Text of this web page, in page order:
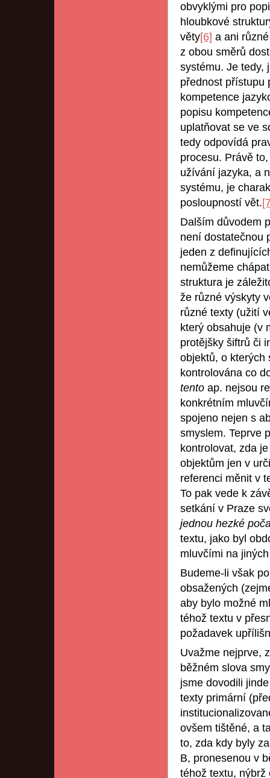
obvyklými pro
hloubkové
věty[6] a ani
z obou směrů
systému. Je tedy,
přednost přístupu
kompetence
popisu
uplatňovat se ve
tedy odpovídá
procesu. Právě
užívání jazyka, a
systému, je
posloupností vět.
Dalším důvodem
není dostatečnou
jeden z
nemůžeme
struktura je
že různé výskyty
různé texty (užití
který obsahuje (v
protějšky šiftrů či
objektů, o kterých
kontrolována co
tento ap. nejsou
konkrétním
spojeno nejen s
smyslem. Teprve
kontrolovat, zda
objektům jen v
referenci měnit v
To pak vede k
setkání v Praze
jednou hezké
textu, jako byl
mluvčími na
Budeme-li však
obsažených
aby bylo možné
téhož textu v
požadavek
Uvažme nejprve,
běžném slova
jsme dovodili
texty primární
ovšem tištěné, a
to, zda kdy byly
B, pronesenou v
téhož textu,